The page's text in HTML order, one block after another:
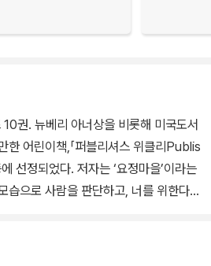
권. 뉴베리 아너상을 비롯해 미국도서
어린이책,「퍼블리셔스 위클리Publis
선정되었다. 저자는 ‘요정마을’이라는
습으로 사람을 판단하고, 너를 위한다고
가갈락 말락 사라케이트에게 다가가는